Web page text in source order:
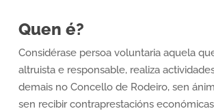
Quen é?
Considérase persoa voluntaria aquela
altruista e responsable, realiza
demais no Concello de Rodeiro, sen
sen recibir contraprestacións